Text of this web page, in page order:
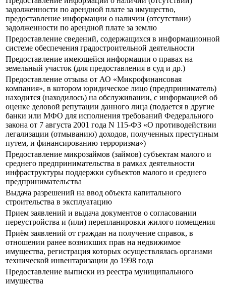
задолженности по арендной плате за имущество,
предоставление информации о наличии (отсутствии)
задолженности по арендной плате за землю
Предоставление сведений, содержащихся в информационной
системе обеспечения градостроительной деятельности
Предоставление имеющейся информации о правах на
земельный участок (для предоставления в суд и др.)
Предоставление отзыва от АО «Микрофинансовая
компания», в котором юридическое лицо (предприниматель)
находится (находилось) на обслуживании, с информацией об
оценке деловой репутации данного лица (подается в другие
банки или МФО для исполнения требований Федерального
закона от 7 августа 2001 года N 115-ФЗ «О противодействии
легализации (отмыванию) доходов, полученных преступным
путем, и финансированию терроризма»)
Предоставление микрозаймов (займов) субъектам малого и
среднего предпринимательства в рамках деятельности
инфраструктуры поддержки субъектов малого и среднего
предпринимательства
Выдача разрешений на ввод объекта капитального
строительства в эксплуатацию
Прием заявлений и выдача документов о согласовании
переустройства и (или) перепланировки жилого помещения
Приём заявлений от граждан на получение справок, в
отношении ранее возникших прав на недвижимое
имущества, регистрация которых осуществлялась органами
технической инвентаризации до 1998 года
Предоставление выписки из реестра муниципального
имущества